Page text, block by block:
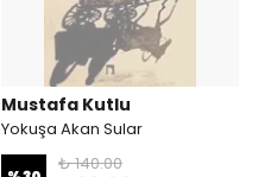
Mustafa Kutlu
Yokuşa Akan Sular
₺ 140.00